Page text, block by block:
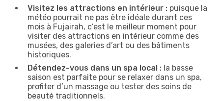
Visitez les attractions en intérieur : puisque la
météo pourrait ne pas être idéale durant ces
mois à Fujairah, c’est le meilleur moment pour
visiter des attractions en intérieur comme des
musées, des galeries d’art ou des bâtiments
historiques.
Détendez-vous dans un spa local : la basse
saison est parfaite pour se relaxer dans un spa,
profiter d’un massage ou tester des soins de
beauté traditionnels.